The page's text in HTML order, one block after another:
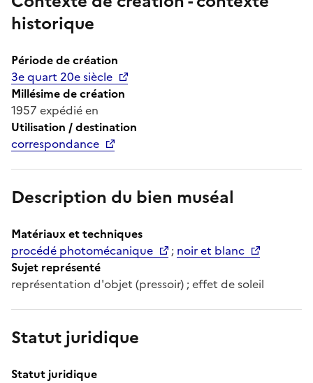
historique
Période de création
3e quart 20e siècle
Millésime de création
1957 expédié en
Utilisation / destination
correspondance
Description du bien muséal
Matériaux et techniques
procédé photomécanique
; noir et blanc
Sujet représenté
représentation d'objet (pressoir) ; effet de soleil
Statut juridique
Statut juridique